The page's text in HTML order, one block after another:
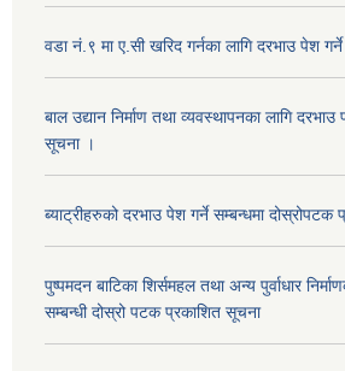
वडा नं.९ मा ए.सी खरिद गर्नका लागि दरभाउ पेश गर्ने
बाल उद्यान निर्माण तथा व्यवस्थापनका लागि
सूचना ।
ब्याट्रीहरुको दरभाउ पेश गर्ने सम्बन्धमा दोस्रोपटक
पुष्पमदन बाटिका शिर्समहल तथा अन्य पुर्वाधार
सम्बन्धी दोस्रो पटक प्रकाशित सूचना